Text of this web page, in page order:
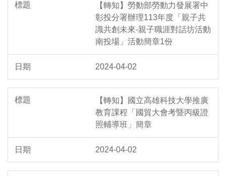
【轉知】勞動部勞動力發展署中
彰投分署辦理113年度「親子共
識共創未來-親子職涯對話坊活動
南投場」活動簡章1份
2024-04-02
【轉知】國立高雄科技大學推廣
教育課程「國貿大會考暨丙級證
照輔導班」簡章
2024-04-02